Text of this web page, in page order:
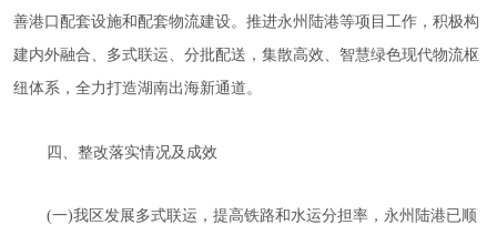
善港口配套设施和配套物流建设。推进永州陆港等项目工作，积极构
建内外融合、多式联运、分批配送，集散高效、智慧绿色现代物流枢
纽体系，全力打造湖南出海新通道。
四、整改落实情况及成效
(一)我区发展多式联运，提高铁路和水运分担率，永州陆港已顺